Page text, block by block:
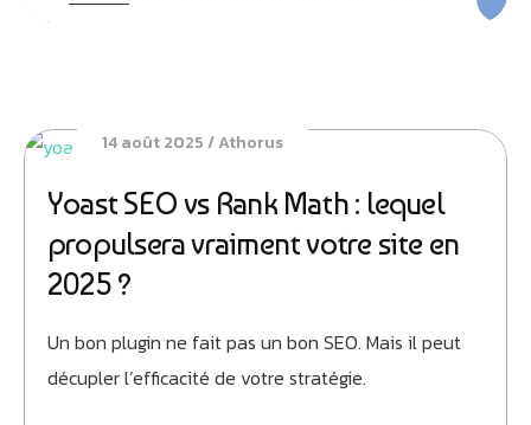
14 août 2025 Athorus
Yoast SEO vs Rank Math : lequel
propulsera vraiment votre site en
2025 ?
Un bon plugin ne fait pas un bon SEO. Mais il peut
décupler l’efficacité de votre stratégie.